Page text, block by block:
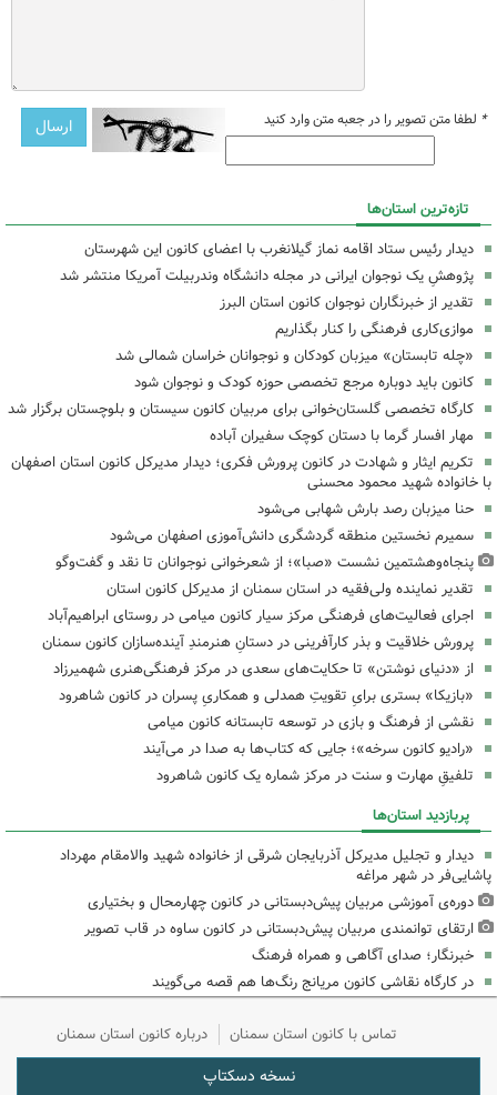
* لطفا متن تصویر را در جعبه متن وارد کنید
تازه‌ترین استان‌ها
دیدار رئیس ستاد اقامه نماز گیلانغرب با اعضای کانون این شهرستان
پژوهشِ یک نوجوان ایرانی در مجله دانشگاه وندربیلت آمریکا منتشر شد
تقدیر از خبرنگاران نوجوان کانون استان البرز
موازی‌کاری فرهنگی را کنار بگذاریم
«چله تابستان» میزبان کودکان و نوجوانان خراسان شمالی شد
کانون باید دوباره مرجع تخصصی حوزه کودک و نوجوان شود
کارگاه تخصصی گلستان‌خوانی برای مربیان کانون سیستان و بلوچستان برگزار شد
مهار افسار گرما با دستان کوچک سفیران آباده
تکریم ایثار و شهادت در کانون پرورش فکری؛ دیدار مدیرکل کانون استان اصفهان
با خانواده شهید محمود محسنی
حنا میزبان رصد بارش شهابی می‌شود
سمیرم نخستین منطقه گردشگری دانش‌آموزی اصفهان می‌شود
پنجاه‌وهشتمین نشست «صبا»؛ از شعرخوانی نوجوانان تا نقد و گفت‌وگو
تقدیر نماینده ولی‌فقیه در استان سمنان از مدیرکل کانون استان
اجرای فعالیت‌های فرهنگی مرکز سیار کانون میامی در روستای ابراهیم‌آباد
پرورش خلاقیت و بذر کارآفرینی در دستانِ هنرمندِ آینده‌سازان کانون سمنان
از «دنیای نوشتن» تا حکایت‌های سعدی در مرکز فرهنگی‌هنری شهمیرزاد
«بازیکا» بستری برایِ تقویتِ همدلی و همکاریِ پسران در کانون شاهرود
نقشی از فرهنگ و بازی در توسعه تابستانه کانون میامی
«رادیو کانون سرخه»؛ جایی که کتاب‌ها به صدا در می‌آیند
تلفیقِ مهارت و سنت در مرکز شماره یک کانون شاهرود
پربازدید استان‌ها
دیدار و تجلیل مدیرکل آذربایجان شرقی از خانواده شهید والامقام مهرداد
پاشایی‌فر در شهر مراغه
دوره‌ی آموزشی مربیان پیش‌دبستانی در کانون چهارمحال و بختیاری
ارتقای توانمندی مربیان پیش‌دبستانی در کانون ساوه در قاب تصویر
خبرنگار؛ صدای آگاهی و همراه فرهنگ
در کارگاه نقاشی کانون مریانج رنگ‌ها هم قصه می‌گویند
تماس با کانون استان سمنان درباره کانون استان سمنان
نسخه دسکتاپ